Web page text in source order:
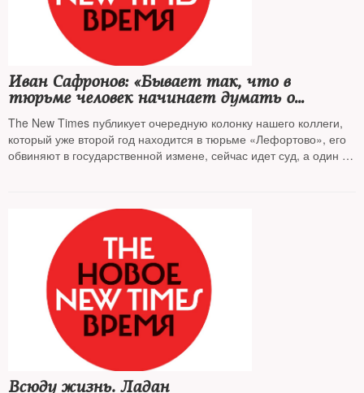
Иван Сафронов: «Бывает так, что в
тюрьме человек начинает думать о
смерти»
The New Times публикует очередную колонку нашего коллеги,
который уже второй год находится в тюрьме «Лефортово», его
обвиняют в государственной измене, сейчас идет суд, а один из
Всюду жизнь. Ладан